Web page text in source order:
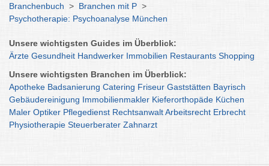
Branchenbuch > Branchen mit P >
Psychotherapie: Psychoanalyse München
Unsere wichtigsten Guides im Überblick:
Ärzte Gesundheit Handwerker Immobilien Restaurants Shopping
Unsere wichtigsten Branchen im Überblick:
Apotheke Badsanierung Catering Friseur Gaststätten Bayrisch
Gebäudereinigung Immobilienmakler Kieferorthopäde Küchen
Maler Optiker Pflegedienst RechtsanwaltArbeitsrecht Erbrecht
Physiotherapie Steuerberater Zahnarzt